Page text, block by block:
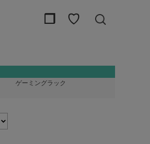
❒ ♡
ゲーミングラック